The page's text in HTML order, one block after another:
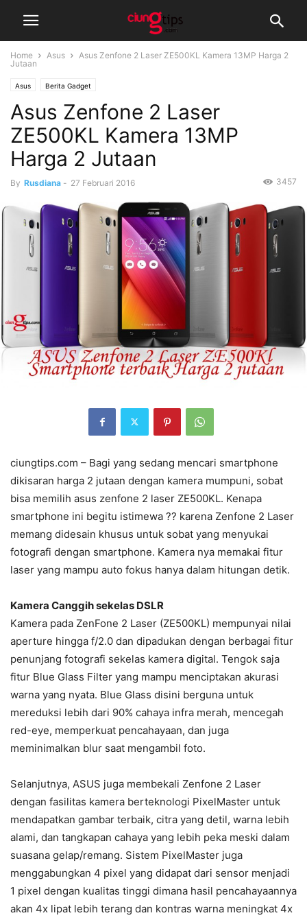
Home Asus
Asus Zenfone 2 Laser ZE500KL Kamera 13MP Harga 2
Jutaan
Asus Berita Gadget
Asus Zenfone 2 Laser
ZE500KL Kamera 13MP
Harga 2 Jutaan
By Rusdiana - 27 Februari 2016 3457
ciungtips.com – Bagi yang sedang mencari smartphone
dikisaran harga 2 jutaan dengan kamera mumpuni, sobat
bisa memilih asus zenfone 2 laser ZE500KL. Kenapa
smartphone ini begitu istimewa ?? karena Zenfone 2 Laser
memang didesain khusus untuk sobat yang menyukai
fotografi dengan smartphone. Kamera nya memakai fitur
laser yang mampu auto fokus hanya dalam hitungan detik.
Kamera Canggih sekelas DSLR
Kamera pada ZenFone 2 Laser (ZE500KL) mempunyai nilai
aperture hingga f/2.0 dan dipadukan dengan berbagai fitur
penunjang fotografi sekelas kamera digital. Tengok saja
fitur Blue Glass Filter yang mampu menciptakan akurasi
warna yang nyata. Blue Glass disini berguna untuk
mereduksi lebih dari 90% cahaya infra merah, mencegah
red-eye, memperkuat pencahayaan, dan juga
meminimalkan blur saat mengambil foto.
Selanjutnya, ASUS juga membekali Zenfone 2 Laser
dengan fasilitas kamera berteknologi PixelMaster untuk
mendapatkan gambar terbaik, citra yang detil, warna lebih
alami, dan tangkapan cahaya yang lebih peka meski dalam
suasana gelap/remang. Sistem PixelMaster juga
menggabungkan 4 pixel yang didapat dari sensor menjadi
1 pixel dengan kualitas tinggi dimana hasil pencahayaannya
akan 4x lipat lebih terang dan kontras warna meningkat 4x